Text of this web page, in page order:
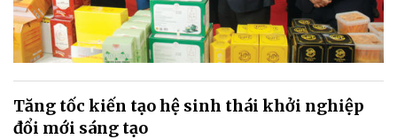
Tăng tốc kiến tạo hệ sinh thái khởi nghiệp
đổi mới sáng tạo